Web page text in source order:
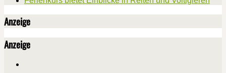
Anzeige
Anzeige